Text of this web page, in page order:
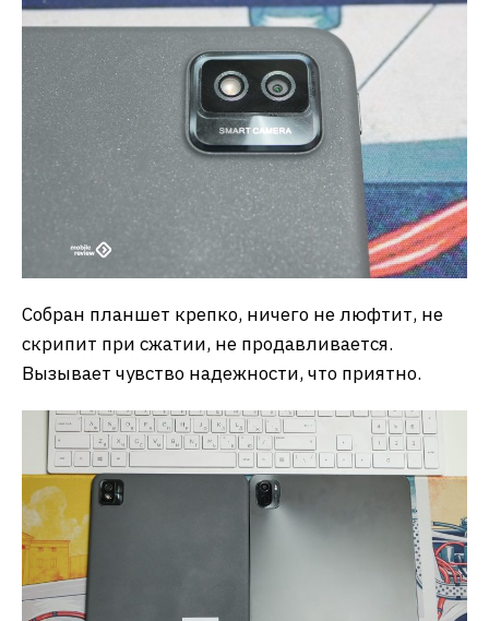
Собран планшет крепко, ничего не люфтит, не
скрипит при сжатии, не продавливается.
Вызывает чувство надежности, что приятно.